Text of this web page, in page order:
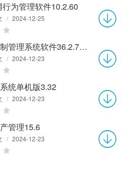
为管理软件10.2.60
/ 2024-12-25
通用员工积分制管理系统软件36.2.7 官方版
/ 2024-12-23
统单机版3.32
/ 2024-12-23
管理15.6
/ 2024-12-23